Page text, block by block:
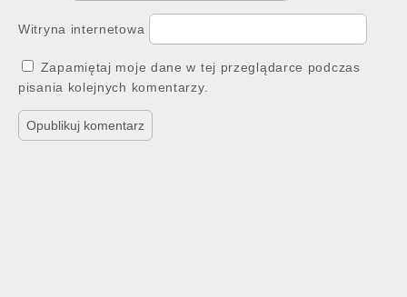
Witryna internetowa
Zapamiętaj moje dane w tej przeglądarce podczas
pisania kolejnych komentarzy.